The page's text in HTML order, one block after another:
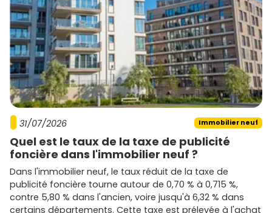
31/07/2026 Immobilier neuf
Quel est le taux de la taxe de publicité
foncière dans l'immobilier neuf ?
Dans l'immobilier neuf, le taux réduit de la taxe de
publicité foncière tourne autour de 0,70 % à 0,715 %,
contre 5,80 % dans l'ancien, voire jusqu'à 6,32 % dans
certains départements. Cette taxe est prélevée à l'achat